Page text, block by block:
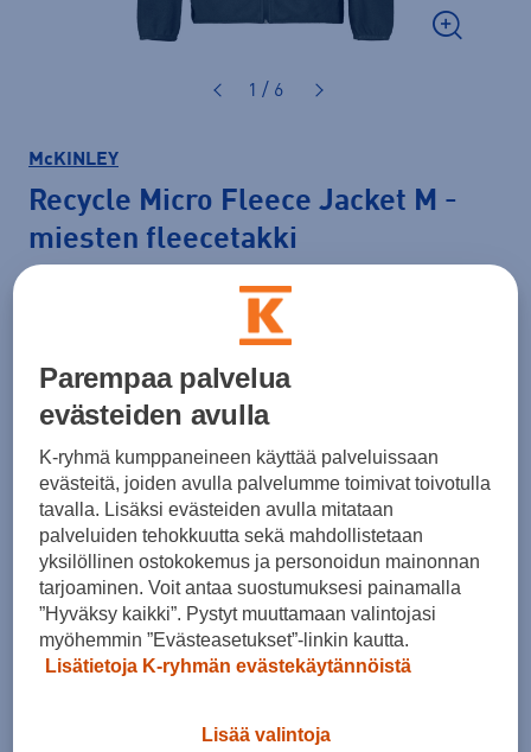
1 / 6
McKINLEY
Recycle Micro Fleece Jacket M -
miesten fleecetakki
Hinta verkossa
30pv alin hinta: 19,99 €
Lisätietoa
Koko
S M L XL XXL
Parempaa palvelua
evästeiden avulla
K-ryhmä kumppaneineen käyttää palveluissaan
evästeitä, joiden avulla palvelumme toimivat toivotulla
tavalla. Lisäksi evästeiden avulla mitataan
palveluiden tehokkuutta sekä mahdollistetaan
yksilöllinen ostokokemus ja personoidun mainonnan
tarjoaminen. Voit antaa suostumuksesi painamalla
”Hyväksy kaikki”. Pystyt muuttamaan valintojasi
myöhemmin ”Evästeasetukset”-linkin kautta.
Lisätietoja K-ryhmän evästekäytännöistä
Lisää valintoja